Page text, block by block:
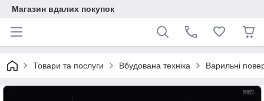
Магазин вдалих покупок
Товари та послуги Вбудована техніка Варильні